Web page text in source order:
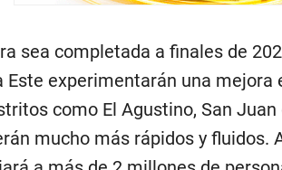
sea completada a finales de
experimentarán una mejora
como El Agustino, San Juan
mucho más rápidos y fluidos.